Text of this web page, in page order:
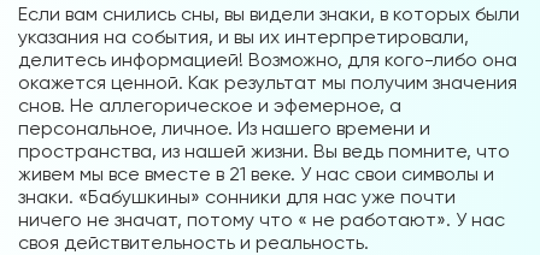
Если вам снились сны, вы видели знаки, в которых были
указания на события, и вы их интерпретировали,
делитесь информацией! Возможно, для кого-либо она
окажется ценной. Как результат мы получим значения
снов. Не аллегорическое и эфемерное, а
персональное, личное. Из нашего времени и
пространства, из нашей жизни. Вы ведь помните, что
живем мы все вместе в 21 веке. У нас свои символы и
знаки. «Бабушкины» сонники для нас уже почти
ничего не значат, потому что « не работают». У нас
своя действительность и реальность.